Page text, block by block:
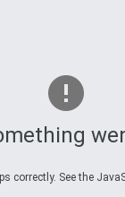
correctly. See the